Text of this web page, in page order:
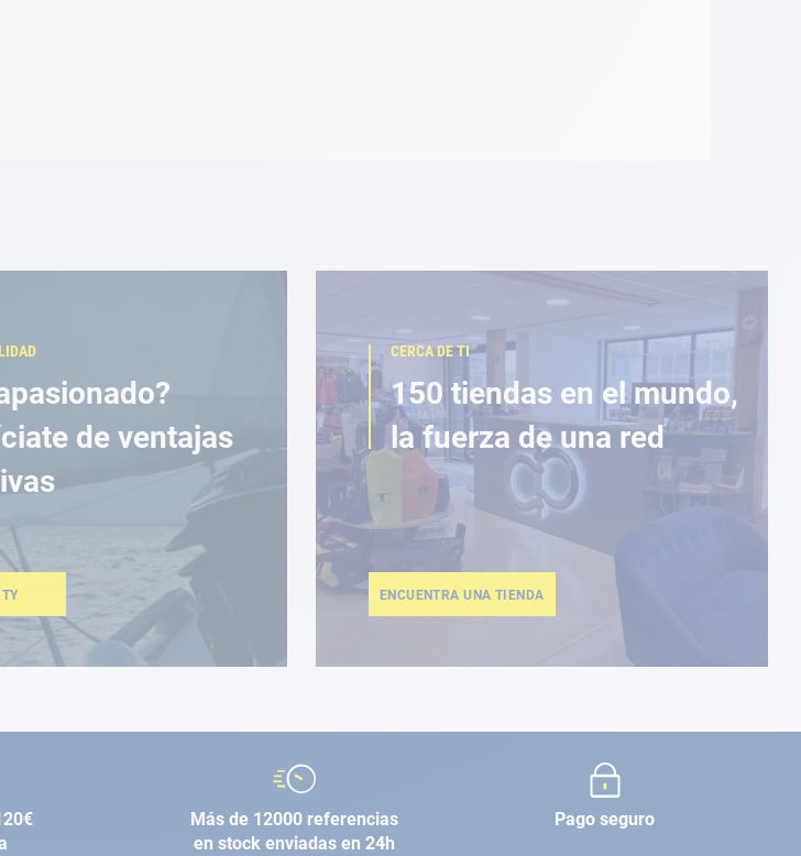
de ventajas
CERCA DE TI
150 tiendas en el mundo,
la fuerza de una red
ENCUENTRA UNA TIENDA
Más de 12000 referencias
en stock enviadas en 24h
Pago seguro